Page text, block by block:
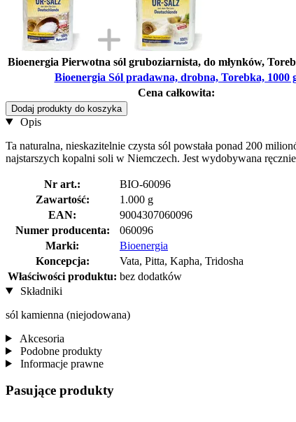
Bioenergia Pierwotna sól gruboziarnista, do młynków,
Bioenergia Sól pradawna, drobna, Torebka, 1000
Cena całkowita:
Dodaj produkty do koszyka
Opis
Ta naturalna, nieskazitelnie czysta sól powstała ponad 200
najstarszych kopalni soli w Niemczech. Jest wydobywana
Nr art.:
BIO-60096
Zawartość:
1.000 g
EAN:
9004307060096
Numer producenta:
060096
Marki:
Bioenergia
Koncepcja:
Vata, Pitta, Kapha, Tridosha
Właściwości produktu: bez dodatków
Składniki
sól kamienna (niejodowana)
Akcesoria
Podobne produkty
Informacje prawne
Pasujące produkty